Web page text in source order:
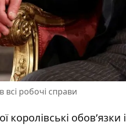
всі робочі справи
королівські обов’язки і